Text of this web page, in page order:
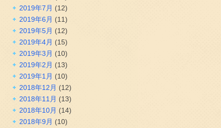
2019年7月 (12)
2019年6月 (11)
2019年5月 (12)
2019年4月 (15)
2019年3月 (10)
2019年2月 (13)
2019年1月 (10)
2018年12月 (12)
2018年11月 (13)
2018年10月 (14)
2018年9月 (10)